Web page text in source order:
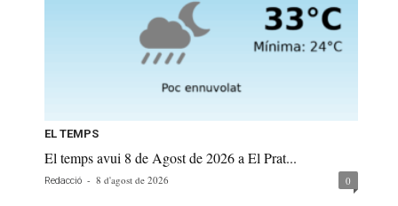
EL TEMPS
El temps avui 8 de Agost de 2026 a El Prat...
Redacció - 8 d'agost de 2026 0